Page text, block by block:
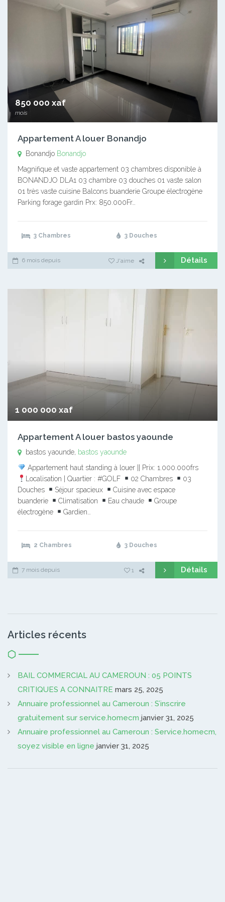
850 000 xaf
mois
Appartement A louer Bonandjo
Bonandjo Bonandjo
Magnifique et vaste appartement 03 chambres disponible à
BONANDJO DLA1 03 chambre 03 douches 01 vaste salon
01 très vaste cuisine Balcons buanderie Groupe électrogène
Parking forage gardin Prx: 850.000Fr…
3 Chambres 3 Douches
6 mois depuis J'aime Détails
1 000 000 xaf
Appartement A louer bastos yaounde
bastos yaounde, bastos yaounde
Appartement haut standing à louer || Prix: 1.000.000frs
Localisation | Quartier : #GOLF
02 Chambres
03
Douches
Séjour spacieux
Cuisine avec espace
buanderie
Climatisation Eau chaude
Groupe
électrogène
Gardien…
2 Chambres 3 Douches
7 mois depuis 1 Détails
Articles récents
BAIL COMMERCIAL AU CAMEROUN : 05 POINTS
CRITIQUES A CONNAITRE mars 25, 2025
Annuaire professionnel au Cameroun : S’inscrire
gratuitement sur service.homecm janvier 31, 2025
Annuaire professionnel au Cameroun : Service.homecm,
soyez visible en ligne janvier 31, 2025